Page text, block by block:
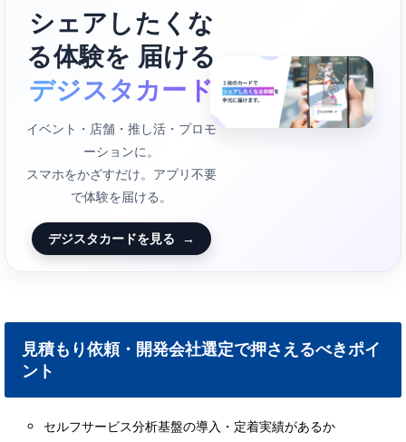
シェアしたくな
る体験を 届ける
デジスタカード
イベント・店舗・推し活・プロモ
ーションに。
スマホをかざすだけ。アプリ不要
で体験を届ける。
デジスタカードを見る →
見積もり依頼・開発会社選定で押さえるべきポイ
ント
セルフサービス分析基盤の導入・定着実績があるか